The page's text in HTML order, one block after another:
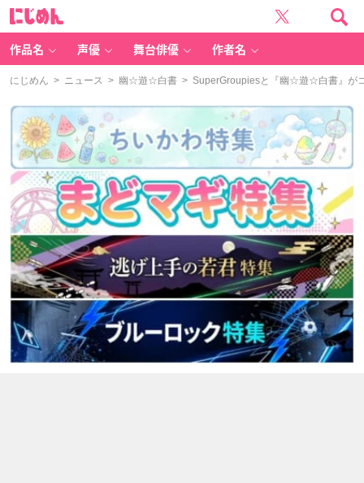
作品名 声優 舞台俳優 作者名
にじめん > ニュース > 幽☆遊☆白書 > SuperGroupiesと『幽☆遊☆白書』が